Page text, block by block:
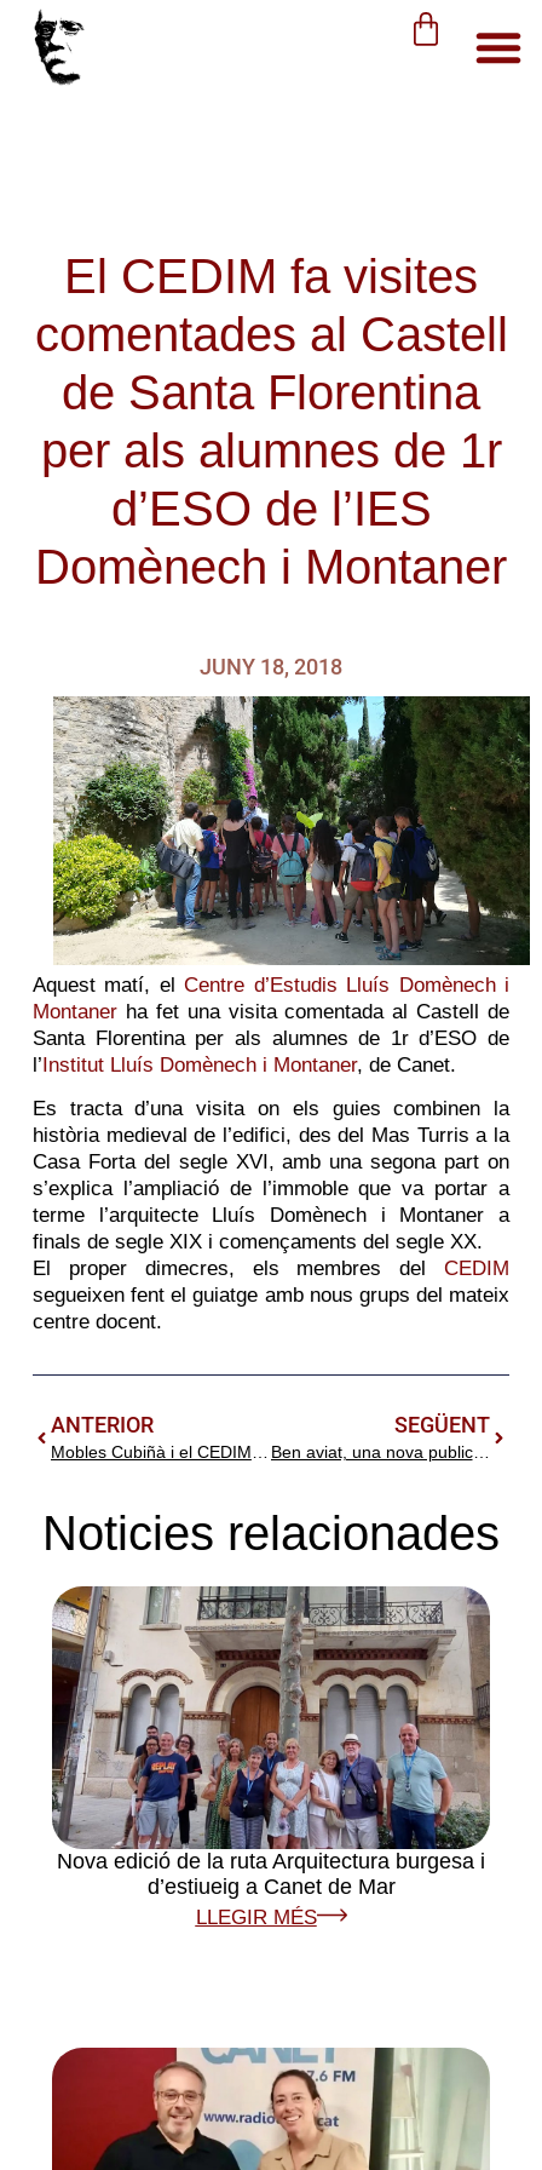
El CEDIM fa visites
comentades al Castell
de Santa Florentina
per als alumnes de 1r
d’ESO de l’IES
Domènech i Montaner
JUNY 18, 2018
Aquest matí, elCentre d’Estudis Lluís Domènech i
Montanerha fet una visita comentada al Castell de
Santa Florentina per als alumnes de 1r d’ESO de
l’Institut Lluís Domènech i Montaner, de Canet.
Es tracta d’una visita on els guies combinen la
història medieval de l’edifici, des del Mas Turris a la
Casa Forta del segle XVI, amb una segona part on
s’explica l’ampliació de l’immoble que va portar a
terme l’arquitecte Lluís Domènech i Montaner a
finals de segle XIX i començaments del segle XX.
El proper dimecres, els membres delCEDIM
segueixen fent el guiatge amb nous grups del mateix
centre docent.
ANTERIOR SEGÜENT
Ben aviat, una nova publicació del CEDIM, «Les excursions científiques de Domènech i Montaner», amb una introducció de Xavier Mas
Noticies relacionades
Nova edició de la ruta Arquitectura burgesa i
d’estiueig a Canet de Mar
LLEGIR MÉS